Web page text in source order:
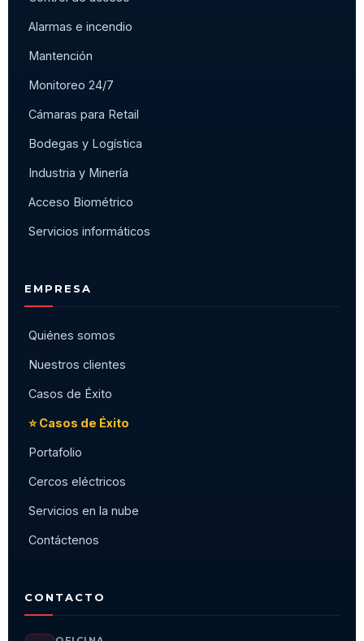
Alarmas e incendio
Mantención
Monitoreo 24/7
Cámaras para Retail
Bodegas y Logística
Industria y Minería
Acceso Biométrico
Servicios informáticos
EMPRESA
Quiénes somos
Nuestros clientes
Casos de Éxito
⭐ Casos de Éxito
Portafolio
Cercos eléctricos
Servicios en la nube
Contáctenos
CONTACTO